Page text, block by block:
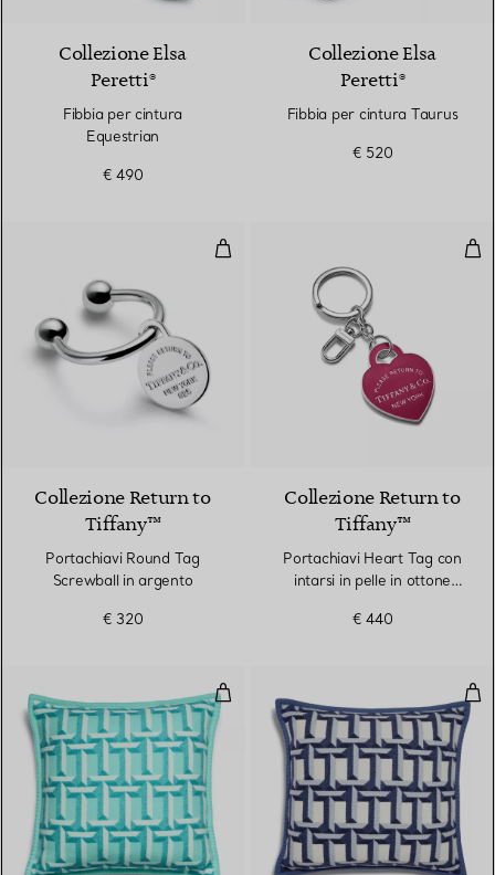
Collezione Elsa
Peretti®
Fibbia per cintura
Equestrian
€ 490
Collezione Elsa
Peretti®
Fibbia per cintura Taurus
€ 520
Portachiavi Round Tag
Collezione Return to
Tiffany™
Portachiavi Round Tag
Screwball in argento
€ 320
Collezione Return to
Tiffany™
Portachiavi Heart Tag con
intarsi in pelle in ottone
€ 440
Cuscino T True in cashmere e